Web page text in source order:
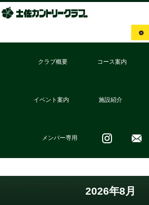
クラブ概要
クラブ･会社概要
土佐CCの歩み
コース案内
イベント案内 施設紹介
レストラン紹介
メンバー専用
2026年8月